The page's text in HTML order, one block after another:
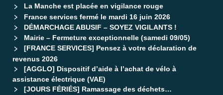
La Manche est placée en vigilance rouge
France services fermé le mardi 16 juin 2026
DÉMARCHAGE ABUSIF – SOYEZ VIGILANTS !
Mairie – Fermeture exceptionnelle (samedi 09/05)
[FRANCE SERVICES] Pensez à votre déclaration de
revenus 2026
[AGGLO] Dispositif d’aide à l’achat de vélo à
assistance électrique (VAE)
[JOURS FÉRIÉS] Ramassage des déchets…